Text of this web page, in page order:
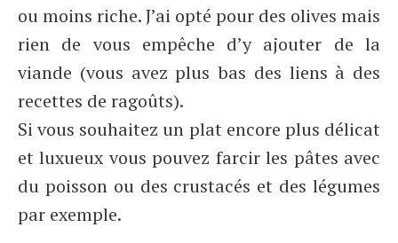
ou moins riche. J’ai opté pour des olives mais
rien de vous empêche d’y ajouter de la
viande (vous avez plus bas des liens à des
recettes de ragoûts).
Si vous souhaitez un plat encore plus délicat
et luxueux vous pouvez farcir les pâtes avec
du poisson ou des crustacés et des légumes
par exemple.